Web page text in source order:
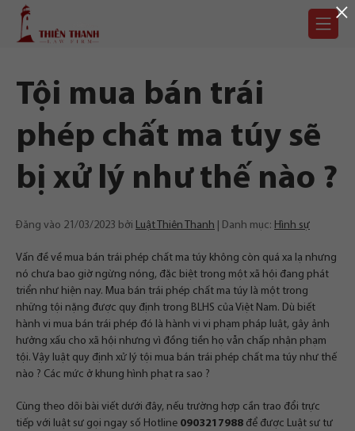
Chuyển
Trang
chủ
Tội mua bán trái
phép chất ma túy sẽ
bị xử lý như thế nào ?
Đăng vào 21/03/2023 bởi Luật Thiên Thanh Danh mục: Hình sự
Vấn đề về mua bán trái phép chất ma túy không còn quá xa lạ nhưng
nó chưa bao giờ ngừng nóng, đặc biệt trong một xã hội đang phát
triển như hiện nay. Mua bán trái phép chất ma túy là một trong
những tội nặng được quy định trong BLHS của Việt Nam. Dù biết
hành vi mua bán trái phép đó là hành vi vi phạm pháp luật, gây ảnh
hưởng xấu cho xã hội nhưng vì đồng tiền họ vẫn chấp nhận phạm
tội. Vậy luật quy định xử lý tội mua bán trái phép chất ma túy như thế
nào ? Các mức ở khung hình phạt ra sao ?
Cùng theo dõi bài viết dưới đây, nếu trường hợp cần trao đổi trực
tiếp với luật sư gọi ngay số Hotline 0903217988 để được Luật sư tư
×